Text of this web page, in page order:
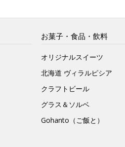
お菓子・食品・飲料
オリジナルスイーツ
北海道 ヴィラルピシア
クラフトビール
グラス＆ソルベ
Gohanto（ご飯と）